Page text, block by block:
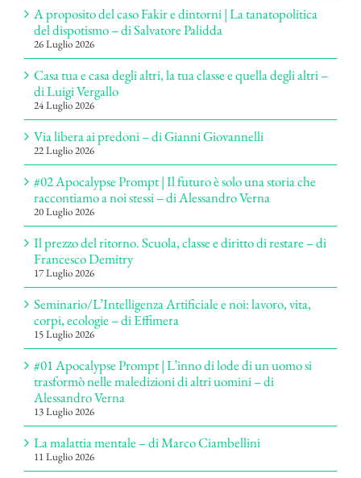
A proposito del caso Fakir e dintorni | La tanatopolitica
del dispotismo – di Salvatore Palidda
26 Luglio 2026
Casa tua e casa degli altri, la tua classe e quella degli altri –
di Luigi Vergallo
24 Luglio 2026
Via libera ai predoni – di Gianni Giovannelli
22 Luglio 2026
#02 Apocalypse Prompt | Il futuro è solo una storia che
raccontiamo a noi stessi – di Alessandro Verna
20 Luglio 2026
Il prezzo del ritorno. Scuola, classe e diritto di restare – di
Francesco Demitry
17 Luglio 2026
Seminario/L’Intelligenza Artificiale e noi: lavoro, vita,
corpi, ecologie – di Effimera
15 Luglio 2026
#01 Apocalypse Prompt | L’inno di lode di un uomo si
trasformò nelle maledizioni di altri uomini – di
Alessandro Verna
13 Luglio 2026
La malattia mentale – di Marco Ciambellini
11 Luglio 2026